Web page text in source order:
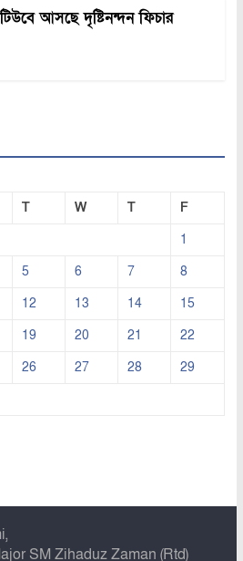
আসছে দৃষ্টিনন্দন ফিচার
T W T
F
1
5 6 7
8
12 13 14
15
19 20 21
22
26 27 28
29
SM Zihaduz Zaman (Rtd)